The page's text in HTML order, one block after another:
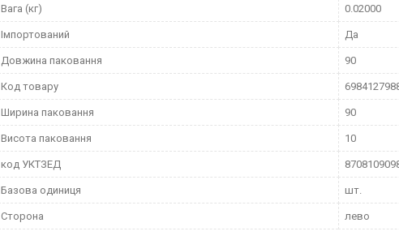
Вага (кг) 0.02000
Імпортований Да
Довжина паковання 90
Код товару
Ширина паковання 90
Висота паковання 10
код УКТЗЕД
Базова одиниця шт.
Сторона лево